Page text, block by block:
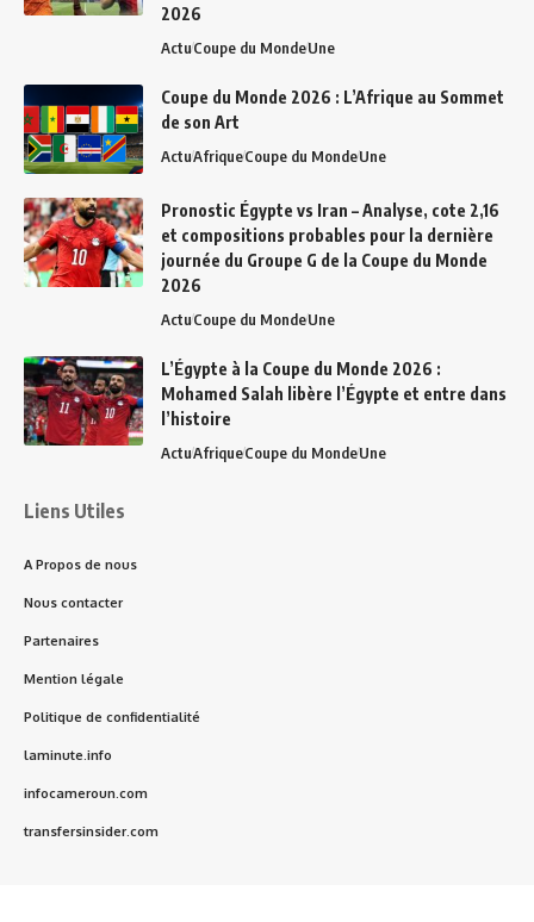
2026
ActuCoupe du MondeUne
Coupe du Monde 2026 : L’Afrique au Sommet
de son Art
ActuAfriqueCoupe du MondeUne
Pronostic Égypte vs Iran – Analyse, cote 2,16
et compositions probables pour la dernière
journée du Groupe G de la Coupe du Monde
2026
ActuCoupe du MondeUne
L’Égypte à la Coupe du Monde 2026 :
Mohamed Salah libère l’Égypte et entre dans
l’histoire
ActuAfriqueCoupe du MondeUne
Liens Utiles
A Propos de nous
Nous contacter
Partenaires
Mention légale
Politique de confidentialité
laminute.info
infocameroun.com
transfersinsider.com